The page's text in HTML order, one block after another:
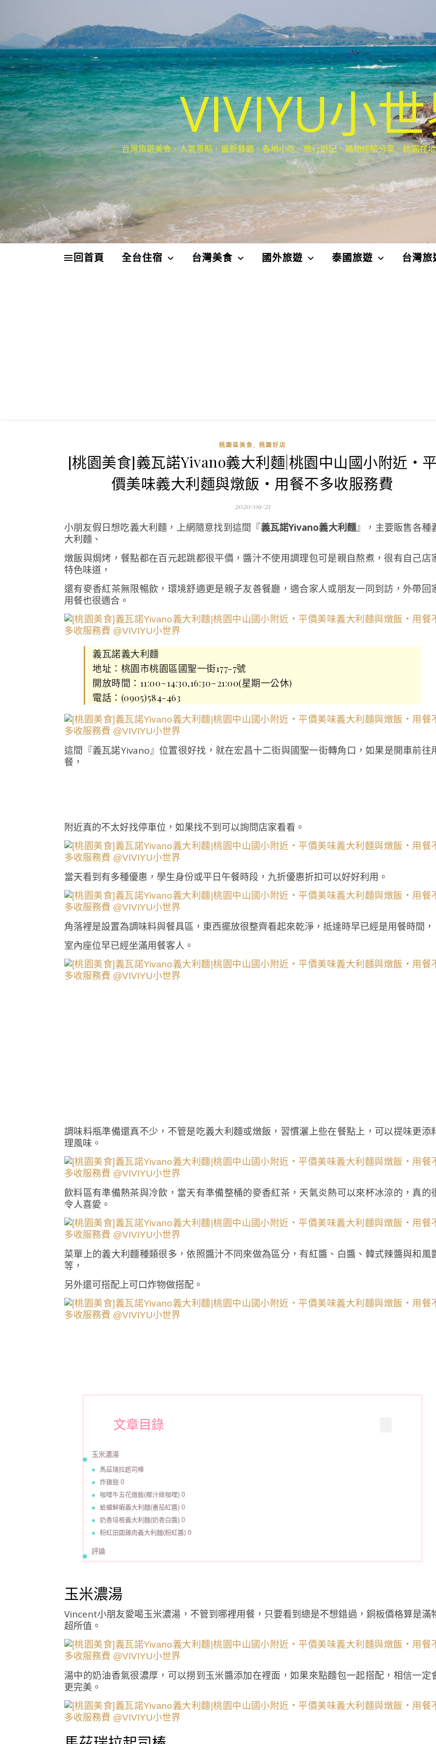
VIVIYU小
台灣旅遊美食、人氣景點、最新餐廳、各地小吃、旅行遊記、購物經驗分享．桃園在
回首頁 全台住宿 台灣美食 國外旅遊 泰國旅遊 台灣旅
桃園區美食 , 桃園好店
[桃園美食]義瓦諾Yivano義大利麵|桃園中山國小附近‧平
價美味義大利麵與燉飯‧用餐不多收服務費
2020/09/21
小朋友假日想吃義大利麵，上網隨意找到這間『義瓦諾Yivano義大利麵』，主要販售各種
大利麵、
燉飯與焗烤，餐點都在百元起跳都很平價，醬汁不使用調理包可是親自熬煮，很有自己店
特色味道，
還有麥香紅茶無限暢飲，環境舒適更是親子友善餐廳，適合家人或朋友一同到訪，外帶回
用餐也很適合。
義瓦諾義大利麵
地址：桃園市桃園區國聖一街177-7號
開放時間：11:00~14:30,16:30~21:00(星期一公休)
電話：(0905)584-463
這間『義瓦諾Yivano』位置很好找，就在宏昌十二街與國聖一街轉角口，如果是開車前往
餐，
附近真的不太好找停車位，如果找不到可以詢問店家看看。
當天看到有多種優惠，學生身份或平日午餐時段，九折優惠折扣可以好好利用。
角落裡是設置為調味料與餐具區，東西擺放很整齊看起來乾淨，抵達時早已經是用餐時間，
室內座位早已經坐滿用餐客人。
調味料瓶準備還真不少，不管是吃義大利麵或燉飯，習慣灑上些在餐點上，可以提味更添
理風味。
飲料區有準備熱茶與冷飲，當天有準備整桶的麥香紅茶，天氣炎熱可以來杯冰涼的，真的
令人喜愛。
菜單上的義大利麵種類很多，依照醬汁不同來做為區分，有紅醬、白醬、韓式辣醬與和風
等，
另外還可搭配上可口炸物做搭配。
文章目錄
玉米濃湯
馬茲瑞拉起司棒
炸雞翅 0
咖哩牛五花燉飯(椰汁綠咖哩) 0
蛤蠣鮮蝦義大利麵(番茄紅醬) 0
奶香培根義大利麵(奶香白醬) 0
粉紅田園雞肉義大利麵(粉紅醬) 0
評論
玉米濃湯
Vincent小朋友愛喝玉米濃湯，不管到哪裡用餐，只要看到總是不想錯過，銅板價格算是滿
超所值。
湯中的奶油香氣很濃厚，可以撈到玉米醬添加在裡面，如果來點麵包一起搭配，相信一定
更完美。